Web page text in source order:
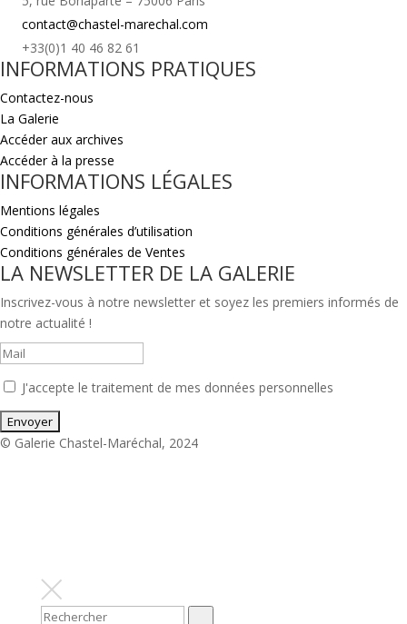
contact@chastel-marechal.com
+33(0)1 40 46 82 61
INFORMATIONS PRATIQUES
Contactez-nous
La Galerie
Accéder aux archives
Accéder à la presse
INFORMATIONS LÉGALES
Mentions légales
Conditions générales d’utilisation
Conditions générales de Ventes
LA NEWSLETTER DE LA GALERIE
Inscrivez-vous à notre newsletter et soyez les premiers informés de
notre actualité !
J'accepte le traitement de mes données personnelles
© Galerie Chastel-Maréchal, 2024